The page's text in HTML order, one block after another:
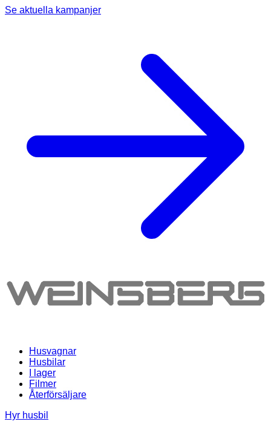
Se aktuella kampanjer
Husvagnar
Husbilar
I lager
Filmer
Återförsäljare
Hyr husbil